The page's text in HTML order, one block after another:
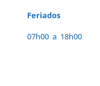
Feriados
07h00 a 18h00